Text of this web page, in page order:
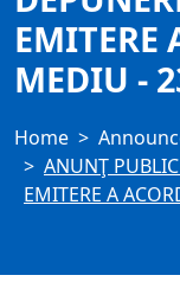
EMITERE
MEDIU -
Home
ANUNŢ
EMITERE A